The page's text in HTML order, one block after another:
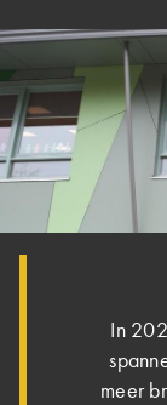
In
meer